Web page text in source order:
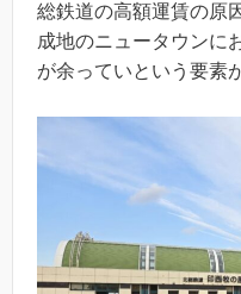
総鉄道の高額運賃の原
成地のニュータウンに
が余っていという要素